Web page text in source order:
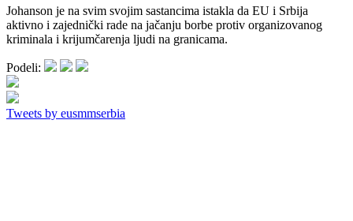
Johanson je na svim svojim sastancima istakla da EU i Srbija
aktivno i zajednički rade na jačanju borbe protiv organizovanog
kriminala i krijumčarenja ljudi na granicama.
Podeli:
Tweets by eusmmserbia